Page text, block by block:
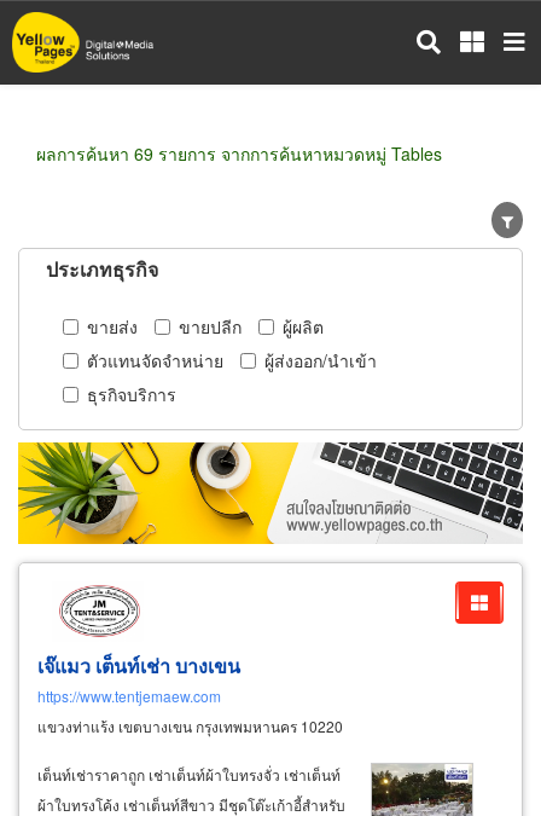
ข้าม
ไป
ผลการค้นหา 69 รายการ จากการค้นหาหมวดหมู่ Tables
ประเภทธุรกิจ
ขายส่ง ขายปลีก
ผู้ผลิต
ตัวแทนจัดจำหน่าย
ผู้ส่งออก/นำเข้า
ธุรกิจบริการ
เจ๊แมว เต็นท์เช่า บางเขน
https://www.tentjemaew.com
แขวงท่าแร้ง เขตบางเขน กรุงเทพมหานคร 10220
เต็นท์เช่าราคาถูก เช่าเต็นท์ผ้าใบทรงจั่ว เช่าเต็นท์
ผ้าใบทรงโค้ง เช่าเต็นท์สีขาว มีชุดโต๊ะเก้าอี้สำหรับ